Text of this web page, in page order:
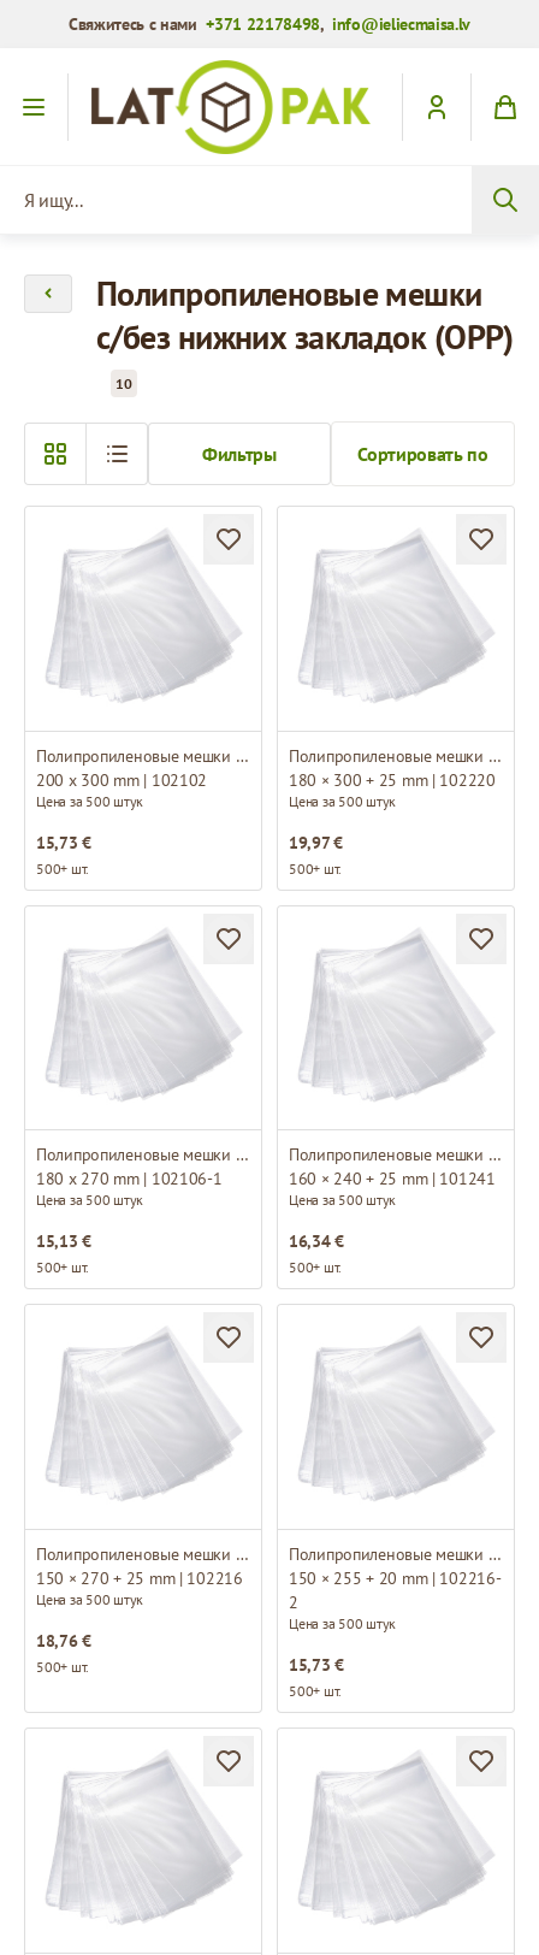
Свяжитесь с нами+371 22178498,info@ieliecmaisa.lv
Перейти к содержимому
Полипропиленовые мешки
с/без нижних закладок (OPP)
10
Сортировать по
Фильтры
Полипропиленовые мешки без основание
200 x 300 mm | 102102
Цена за 500 штук
15,73 €
500+ шт.
Полипропиленовые мешки с основанием
180 × 300 + 25 mm | 102220
Цена за 500 штук
19,97 €
500+ шт.
Полипропиленовые мешки без основание
180 x 270 mm | 102106-1
Цена за 500 штук
15,13 €
500+ шт.
Полипропиленовые мешки с основанием
160 × 240 + 25 mm | 101241
Цена за 500 штук
16,34 €
500+ шт.
Полипропиленовые мешки с основанием
150 × 270 + 25 mm | 102216
Цена за 500 штук
18,76 €
500+ шт.
Полипропиленовые мешки с основанием
150 × 255 + 20 mm | 102216-
2
Цена за 500 штук
15,73 €
500+ шт.